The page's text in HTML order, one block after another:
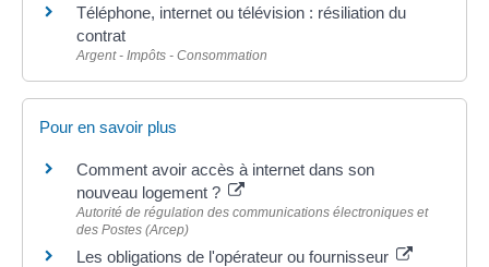
Téléphone, internet ou télévision : résiliation du
contrat
Argent - Impôts - Consommation
Pour en savoir plus
Comment avoir accès à internet dans son
nouveau logement ?
Autorité de régulation des communications électroniques et
des Postes (Arcep)
Les obligations de l'opérateur ou fournisseur